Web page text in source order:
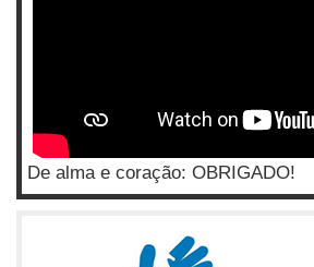
De alma e coração: OBRIGADO!